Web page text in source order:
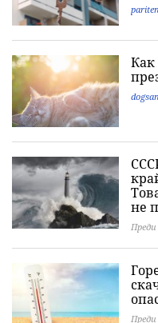
Как
не
Преди
Преди